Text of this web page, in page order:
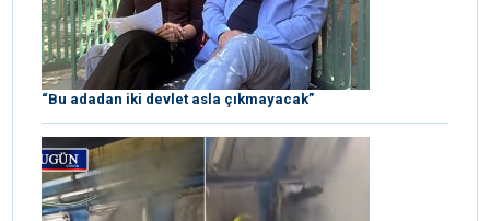
“Bu adadan iki devlet asla çıkmayacak”